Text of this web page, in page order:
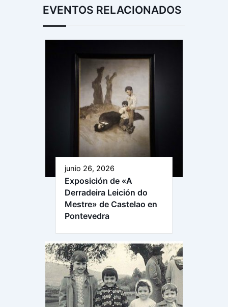
EVENTOS RELACIONADOS
junio 26, 2026
Exposición de «A
Derradeira Leición do
Mestre» de Castelao en
Pontevedra